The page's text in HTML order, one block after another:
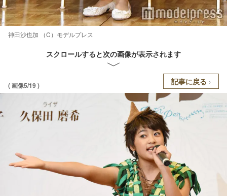
神田沙也加 （C）モデルプレス
スクロールすると次の画像が表示されます
( 画像5/19 ) 記事に戻る